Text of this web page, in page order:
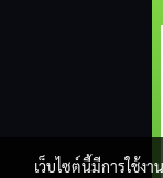
เว็บไซต์นี้มีการใช้ง